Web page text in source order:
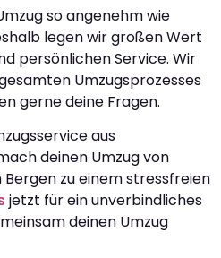
so angenehm wie
legen wir großen Wert
persönlichen Service. Wir
Umzugsprozesses
gerne deine Fragen.
aus
deinen Umzug von
zu einem stressfreien
jetzt für ein unverbindliches
deinen Umzug